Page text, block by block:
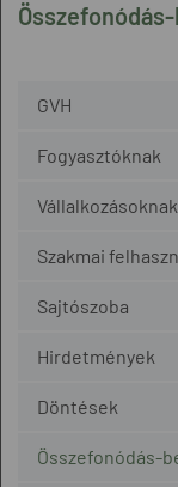
GVH
Fogyasztóknak
Vállalkozásoknak
Szakmai
Sajtószoba
Hirdetmények
Döntések
Összefonódás-